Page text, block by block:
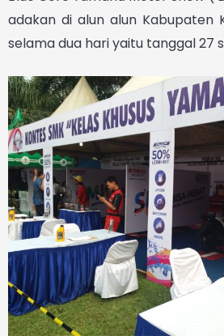
adakan di alun alun Kabupaten
selama dua hari yaitu tanggal 27